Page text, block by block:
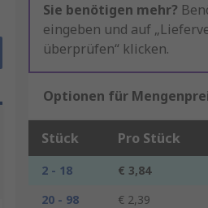
Sie benötigen mehr?
eingeben und auf
überprüfen“ klicken.
Optionen für
Stück Pro Stück
2 - 18 € 3,84
20 - 98
€ 2,39